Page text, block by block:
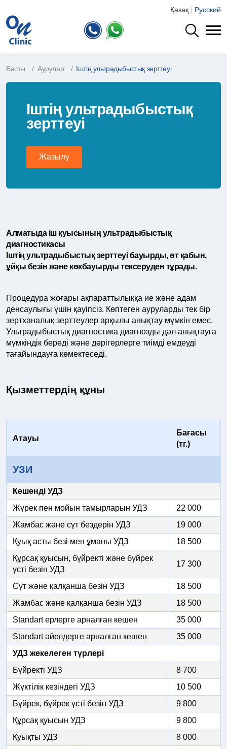
Қазақ | Русский
Басты Аурулар Іштің ультрадыбыстық зерттеуі
Іштің ультрадыбыстық
зерттеуі
Жазылу
Алматыда іш қуысының ультрадыбыстық
диагностикасы
Іштің ультрадыбыстық зерттеуі бауырды, өт қабын,
ұйқы безін және көкбауырды тексеруден тұрады.
Процедура жоғары ақпараттылыққа ие және адам
денсаулығы үшін қауіпсіз. Көптеген ауруларды тек бір
зертханалық зерттеулер арқылы анықтау мүмкін емес.
Ультрадыбыстық диагностика диагнозды дәл анықтауға
мүмкіндік береді және дәрігерлерге тиімді емдеуді
тағайындауға көмектеседі.
Қызметтердің құны
Атауы
Бағасы
(тг.)
УЗИ
Кешенді УДЗ
Жүрек пен мойын тамырларын УДЗ
22 000
Жамбас және сүт бездерін УДЗ
19 000
Қуық асты безі мен ұманы УДЗ
18 500
Құрсақ қуысын, бүйректі және бүйрек
үсті безін УДЗ
17 300
Сүт және қалқанша безін УДЗ
18 500
Жамбас және қалқанша безін УДЗ
18 500
Standart ерлерге арналған кешен
35 000
Standart әйелдерге арналған кешен
35 000
УДЗ жекелеген түрлері
Бүйректі УДЗ
8 700
Жүктілік кезіндегі УДЗ
10 500
Бүйрек, бүйрек үсті безін УДЗ
9 800
Құрсақ қуысын УДЗ
9 800
Қуықты УДЗ
8 000